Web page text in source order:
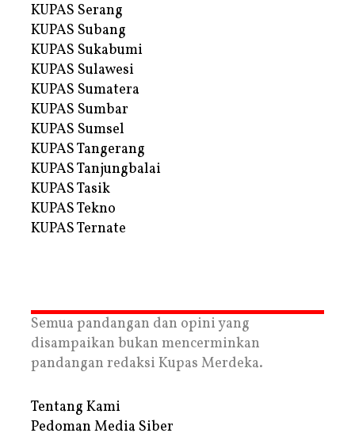
KUPAS Serang
KUPAS Subang
KUPAS Sukabumi
KUPAS Sulawesi
KUPAS Sumatera
KUPAS Sumbar
KUPAS Sumsel
KUPAS Tangerang
KUPAS Tanjungbalai
KUPAS Tasik
KUPAS Tekno
KUPAS Ternate
Semua pandangan dan opini yang
disampaikan bukan mencerminkan
pandangan redaksi Kupas Merdeka.
Tentang Kami
Pedoman Media Siber